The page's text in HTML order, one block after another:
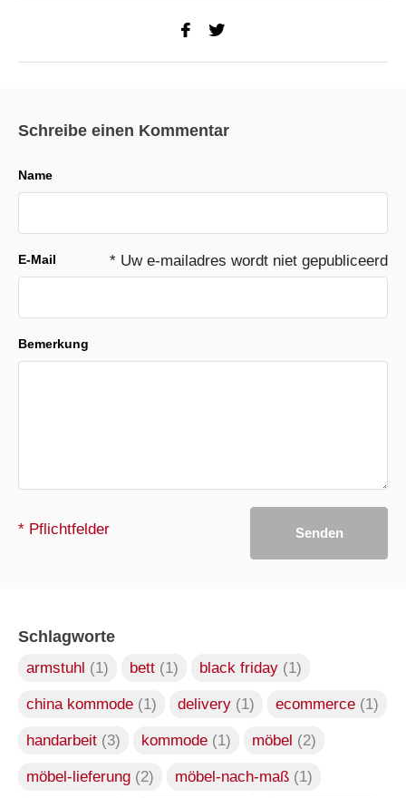
Schreibe einen Kommentar
Name
E-Mail * Uw e-mailadres wordt niet gepubliceerd
Bemerkung
* Pflichtfelder Senden
Schlagworte
armstuhl (1) bett (1) black friday (1)
china kommode (1) delivery (1) ecommerce (1)
handarbeit (3) kommode (1) möbel (2)
möbel-lieferung (2) möbel-nach-maß (1)